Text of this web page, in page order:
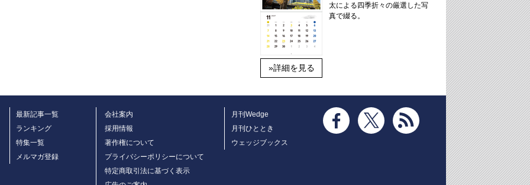
»詳細を見る
太による四季折々の厳選した写
真で綴る。
最新記事一覧
ランキング
特集一覧
メルマガ登録
会社案内
採用情報
著作権について
プライバシーポリシーについて
特定商取引法に基づく表示
月刊Wedge
月刊ひととき
ウェッジブックス